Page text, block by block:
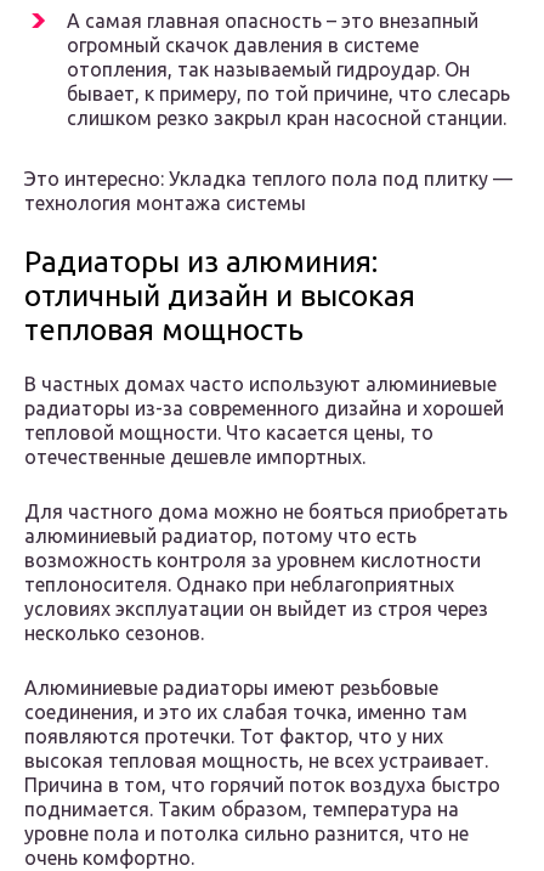
А самая главная опасность – это внезапный
огромный скачок давления в системе
отопления, так называемый гидроудар. Он
бывает, к примеру, по той причине, что слесарь
слишком резко закрыл кран насосной станции.
Это интересно: Укладка теплого пола под плитку —
технология монтажа системы
Радиаторы из алюминия:
отличный дизайн и высокая
тепловая мощность
В частных домах часто используют алюминиевые
радиаторы из-за современного дизайна и хорошей
тепловой мощности. Что касается цены, то
отечественные дешевле импортных.
Для частного дома можно не бояться приобретать
алюминиевый радиатор, потому что есть
возможность контроля за уровнем кислотности
теплоносителя. Однако при неблагоприятных
условиях эксплуатации он выйдет из строя через
несколько сезонов.
Алюминиевые радиаторы имеют резьбовые
соединения, и это их слабая точка, именно там
появляются протечки. Тот фактор, что у них
высокая тепловая мощность, не всех устраивает.
Причина в том, что горячий поток воздуха быстро
поднимается. Таким образом, температура на
уровне пола и потолка сильно разнится, что не
очень комфортно.